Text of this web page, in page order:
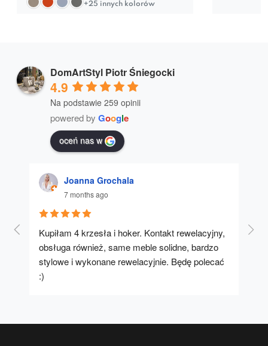
+25 innych kolorów
DomArtStyl Piotr Śniegocki
4.9
Na podstawie 259 opinii
powered by Google
oceń nas w
Joanna Grochala
7 months ago
Kupiłam 4 krzesła i hoker. Kontakt rewelacyjny,
obsługa również, same meble solidne, bardzo
stylowe i wykonane rewelacyjnie. Będę polecać
:)
A